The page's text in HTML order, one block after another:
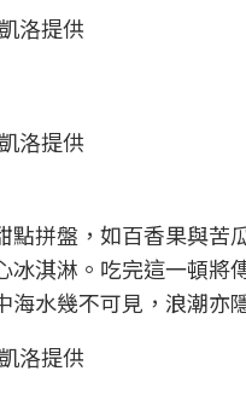
洛提供
洛提供
點拼盤，如百香果與苦
冰淇淋。吃完這一頓
海水幾不可見，浪潮亦
洛提供